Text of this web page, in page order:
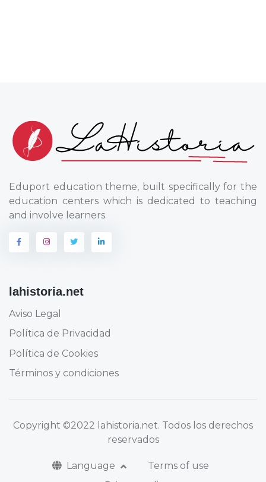
Eduport education theme, built specifically for the
education centers which is dedicated to teaching
and involve learners.
lahistoria.net
Aviso Legal
Política de Privacidad
Política de Cookies
Términos y condiciones
Copyright ©2022 lahistoria.net. Todos los derechos
reservados
Language
Terms of use